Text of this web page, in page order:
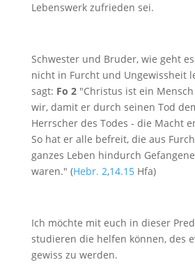
Lebenswerk zufrieden sei.
Schwester und Bruder, wie geht
nicht in Furcht und Ungewissheit
sagt: Fo 2 "Christus ist ein
wir, damit er durch seinen Tod
Herrscher des Todes - die Macht
So hat er alle befreit, die aus
ganzes Leben hindurch
waren." (Hebr. 2,14.15Hfa)
Ich möchte mit euch in dieser
studieren die helfen können, des
gewiss zu werden.